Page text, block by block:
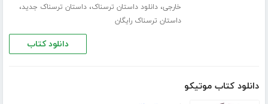
خارجی،دانلود داستان ترسناک،داستان ترسناک جدید،
داستان ترسناک رایگان
دانلود کتاب
دانلود کتاب موتیکو